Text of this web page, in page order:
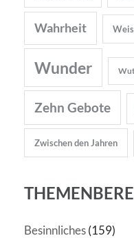
Wahrheit
Wunder
Zehn Gebote
Zwischen den Jahren
Besinnliches(159)